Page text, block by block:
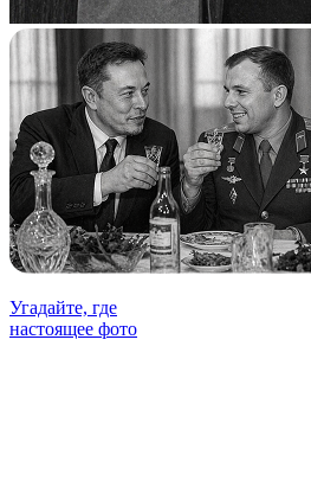
Угадайте, где
настоящее фото